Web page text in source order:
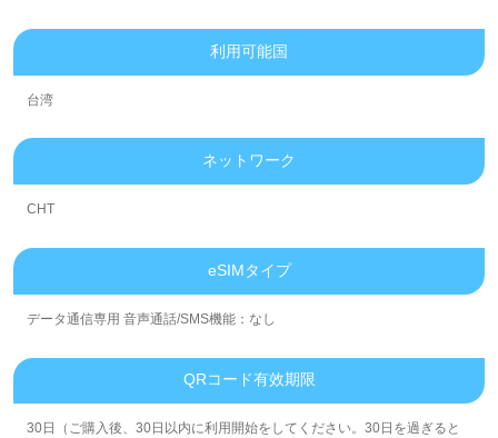
利用可能国
台湾
ネットワーク
CHT
eSIMタイプ
データ通信専用 音声通話/SMS機能：なし
QRコード有效期限
30日（ご購入後、30日以内に利用開始をしてください。30日を過ぎると